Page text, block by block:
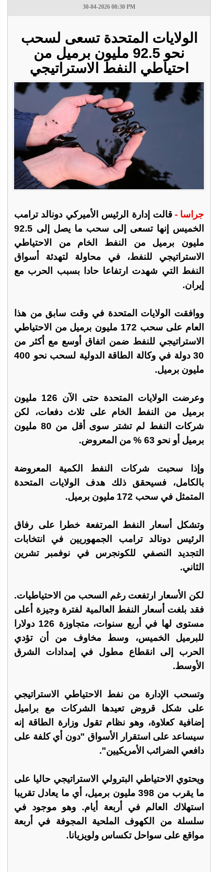
30-04-2026 08:30 PM
الولايات المتحدة تسعى لسحب
نحو 92.5 مليون برميل من
احتياطي النفط الاستراتيجي
جراسا - قالت إدارة الرئيس الأميركي دونالد ترامب
الخميس إنها تسعى إلى سحب ما يصل إلى 92.5
مليون برميل من النفط الخام من الاحتياطي
الاستراتيجي للنفط، في محاولة لتهدئة أسواق
النفط التي شهدت ارتفاعا حادا بسبب الحرب مع
إيران.
ووافقت الولايات المتحدة في وقت سابق من هذا
العام على سحب 172 مليون برميل من الاحتياطي
الاستراتيجي للنفط ضمن اتفاق أوسع مع أكثر من
30 دولة في وكالة الطاقة الدولية لسحب نحو 400
مليون برميل.
وعرضت الولايات المتحدة حتى الآن 126 مليون
برميل من النفط الخام على ثلاث دفعات، لكن
شركات النفط لم تشتر سوى أقل من 80 مليون
برميل أو نحو 63 % من المعروض.
وإذا سحبت شركات النفط الكمية المعروضة
بالكامل، فسيحقق ذلك هدف الولايات المتحدة
المتمثل في سحب 172 مليون برميل.
وتشكل أسعار النفط المرتفعة خطرا على رفاق
الرئيس دونالد ترامب الجمهوريين في انتخابات
التجديد النصفي للكونجرس في نوفمبر تشرين
الثاني.
لكن الأسعار ارتفعت رغم السحب من الاحتياطيات.
فقد بلغت أسعار النفط العالمية لفترة وجيزة أعلى
مستوى لها في أربع سنوات، متجاوزة 126 دولارا
للبرميل الخميس، وسط مخاوف من أن تؤدي
الحرب إلى انقطاع مطول في إمدادات الشرق
الأوسط.
وتسحب الإدارة من نفط الاحتياطي الاستراتيجي
على شكل قروض تعيدها الشركات مع براميل
إضافية كعلاوة، وهو نظام تقول وزارة الطاقة إنه
سيساعد على استقرار الأسواق "دون أي كلفة على
دافعي الضرائب الأمريكيين".
ويحتوي الاحتياطي البترولي الاستراتيجي حاليا على
ما يقرب من 398 مليون برميل، أي ما يعادل تقريبا
استهلاك العالم في أربعة أيام. وهو موجود في
سلسلة من الكهوف الملحية المجوفة في أربعة
مواقع على سواحل تكساس ولويزيانا.